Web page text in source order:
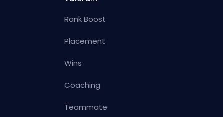
Rank Boost
Placement
Wins
Coaching
Teammate